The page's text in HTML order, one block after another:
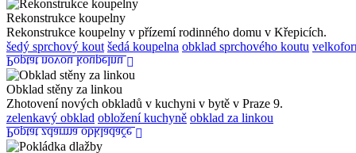
Rekonstrukce koupelny
Rekonstrukce koupelny v přízemí rodinného domu v Křepicích.
šedý sprchový kout šedá koupelna obklad sprchového koutu
Poptat novou koupelnu
Obklad stěny za linkou
Zhotovení nových obkladů v kuchyni v bytě v Praze 9.
zelenkavý obklad obložení kuchyně obklad za linkou
Poptat zdarma obkladače